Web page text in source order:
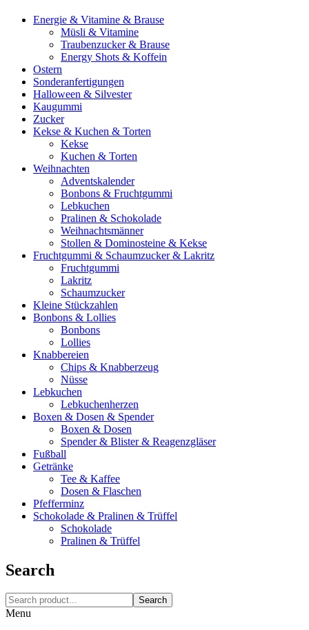
Energie & Vitamine & Brause
Müsli & Vitamine
Traubenzucker & Brause
Energy Shots & Koffein
Ostern
Sonderanfertigungen
Halloween & Silvester
Kaugummi
Zucker
Kekse & Kuchen & Torten
Kekse
Kuchen & Torten
Weihnachten
Adventskalender
Bonbons & Fruchtgummi
Lebkuchen
Pralinen & Schokolade
Weihnachtsmänner
Stollen & Dominosteine & Kekse
Fruchtgummi & Schaumzucker & Lakritz
Fruchtgummi
Lakritz
Schaumzucker
Kleine Stückzahlen
Bonbons & Lollies
Bonbons
Lollies
Knabbereien
Chips & Knabberzeug
Nüsse
Lebkuchen
Lebkuchenherzen
Boxen & Dosen & Spender
Boxen & Dosen
Spender & Blister & Reagenzgläser
Fußball
Getränke
Tee & Kaffee
Dosen & Flaschen
Pfefferminz
Schokolade & Pralinen & Trüffel
Schokolade
Pralinen & Trüffel
Search
Search
Menu